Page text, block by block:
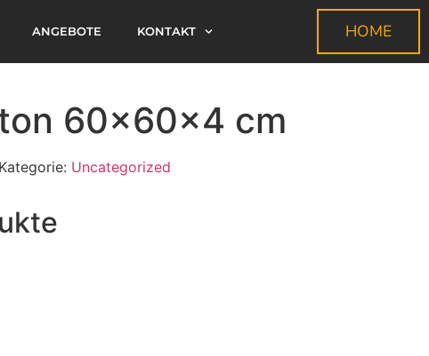
ANGEBOTE KONTAKT HOME
60x60x4 cm
Kategorie: Uncategorized